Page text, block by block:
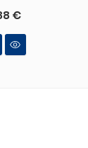
€Prix